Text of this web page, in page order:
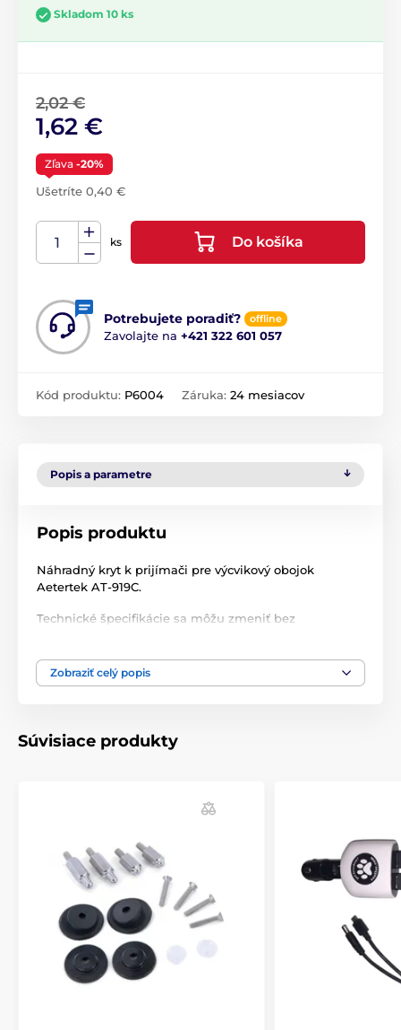
Skladom 10 ks
2,02 €
1,62 €
Zľava -20%
Ušetríte 0,40 €
ks Do košíka
Potrebujete poradiť? offline
Zavolajte na +421 322 601 057
Kód produktu: P6004 Záruka: 24 mesiacov
Popis a parametre
Popis produktu
Náhradný kryt k prijímači pre výcvikový obojok
Aetertek AT-919C.
Technické špecifikácie sa môžu zmeniť bez
Príslušenstvo výcvikové obojky
Zobraziť celý popis
Súvisiace produkty